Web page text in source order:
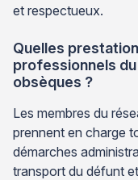
et respectueux.
Quelles
professionnels
obsèques ?
Les membres du
prennent en charge
démarches
transport du défunt